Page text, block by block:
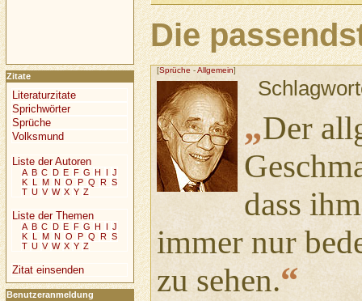
Die
[Sprüche -Allgemein]
„Der
dass
immer nur
zu sehen.“
Zitate
Literaturzitate
Sprichwörter
Sprüche
Volksmund
Liste der Autoren
A B C D E F G H I J
K L M N O P Q R S
T U V W X Y Z
Liste der Themen
A B C D E F G H I J
K L M N O P Q R S
T U V W X Y Z
Zitat einsenden
Benutzeranmeldung